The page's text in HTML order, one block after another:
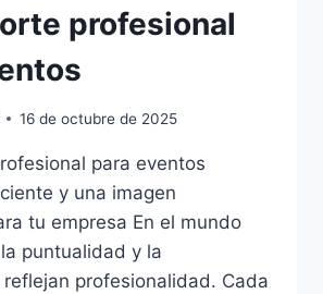
profesional
16 de octubre de 2025
para eventos
y una imagen
tu empresa En el mundo
puntualidad y la
profesionalidad. Cada